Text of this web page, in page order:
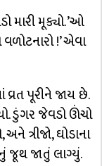
મારી મૂક્યો. ’ઓ
!’ એવા
પૂરીને જાય છે.
ડુંગર જેવડો ઊંચો
ત્રીજો, ઘોડાના
જૂથ જાતું લાગ્યું.